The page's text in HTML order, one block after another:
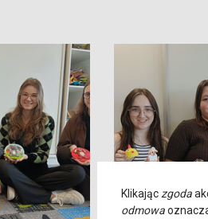
Klikając zgoda
odmowa